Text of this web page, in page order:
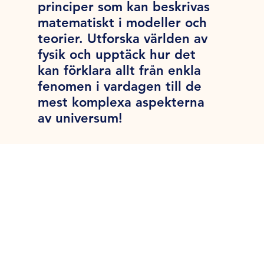
principer som kan beskrivas
matematiskt i modeller och
teorier. Utforska världen av
fysik och upptäck hur det
kan förklara allt från enkla
fenomen i vardagen till de
mest komplexa aspekterna
av universum!